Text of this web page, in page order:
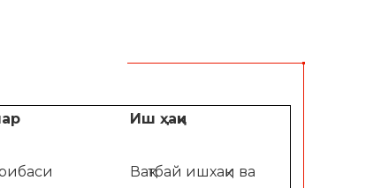
Иш ҳақи
Вақтбай ишхақи ва